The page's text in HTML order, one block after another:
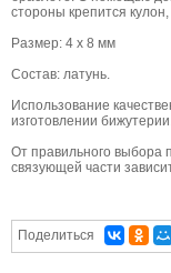
стороны крепится
Размер: 4 x 8 мм
Состав: латунь.
Использование
изготовлении
От правильного выбора
связующей части
Поделиться